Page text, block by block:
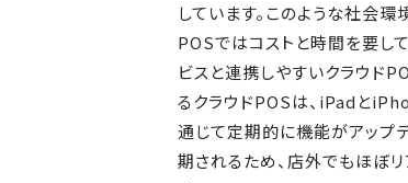
しています。このような社会
POSではコストと時間を要し
ビスと連携しやすいクラウド
るクラウドPOSは、iPadと
通じて定期的に機能がアップ
期されるため、店外でもほぼ